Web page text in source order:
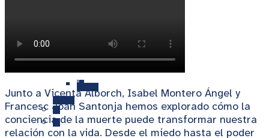
X Premios QUAES a la Innovación y la Investigación en
Salud
Retos COVID
Noticias
Junto a Vicenta Alborch, Isabel Montero Ángel y
Francesc Joan Santonja hemos explorado cómo la
conciencia de la muerte puede transformar nuestra
relación con la vida. Desde el miedo hasta el poder